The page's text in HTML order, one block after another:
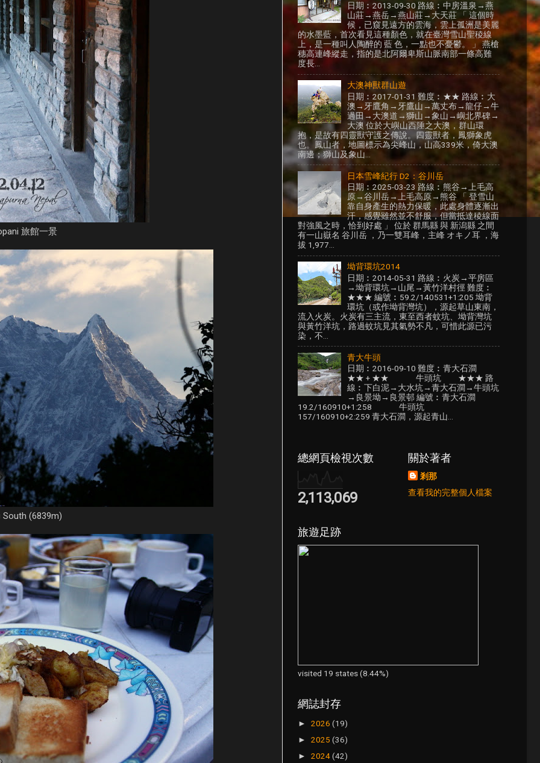
旅館一景
South (6839m)
日期︰2013-09-30 路線︰中房溫泉→燕
山莊→燕岳→燕山莊→大天莊 「 這個時
候，已窺見遠方的雲海，雲上孤洲是美麗
的水墨藍，首次看見這種顏色，就在臺灣雪山聖稜線
上，是一種叫人陶醉的 藍 色，一點也不憂鬱。 」 燕槍
穗高連峰縱走，指的是北阿爾卑斯山脈南部一條高難
度長...
大澳神獸群山遊
日期︰2017-01-31 難度︰★★ 路線︰大
澳→牙鷹角→牙鷹山→萬丈布→龍仔→牛
過田→大澳道→獅山→象山→嶼北界碑→
大澳 位於大嶼山西陲之大澳，群山環
抱，是故有四靈獸守護之傳說。四靈獸者，鳳獅象虎
也。鳳山者，地圖標示為尖峰山，山高339米，倚大澳
南邊；獅山及象山...
日本雪峰紀行 D2：谷川岳
日期︰2025-03-23 路線︰熊谷→上毛高
原→谷川岳→上毛高原→熊谷 「 登雪山
靠自身產生的熱力保暖，此處身體逐漸出
汗，感覺雖然並不舒服，但當抵達稜線面
對強風之時，恰到好處 」 位於 群馬縣 與 新潟縣 之間
有一山嶽名 谷川岳 ，乃一雙耳峰，主峰 オキノ耳 ，海
拔 1,977...
坳背環坑2014
日期︰2014-05-31 路線︰火炭→平房區
→坳背環坑→山尾→黃竹洋村徑 難度︰
★★★ 編號︰59.2/140531+1:205 坳背
環坑（或作坳背灣坑），源起草山東南，
流入火炭。火炭有三主流，東至西者蚊坑、坳背灣坑
與黃竹洋坑，路過蚊坑見其氣勢不凡，可惜此源已污
染，不...
青大牛頭
日期︰2016-09-10 難度︰青大石澗
★★ + ★★ 牛頭坑 ★★★ 路
線︰下白泥→大水坑→青大石澗→牛頭坑
→良景坳→良景邨 編號︰青大石澗
19.2/160910+1:258 牛頭坑
157/160910+2:259 青大石澗，源起青山...
總網頁檢視次數
2,113,069
關於著者
剎那
查看我的完整個人檔案
旅遊足跡
visited 19 states (8.44%)
網誌封存
► 2026 (19)
► 2025 (36)
► 2024(42)